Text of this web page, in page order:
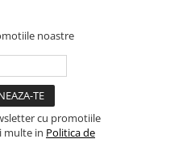
noastre
cu promotiile
multe in Politica de